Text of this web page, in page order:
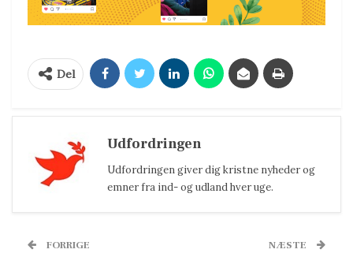
Del
Udfordringen
Udfordringen giver dig kristne nyheder og
emner fra ind- og udland hver uge.
FORRIGE NÆSTE